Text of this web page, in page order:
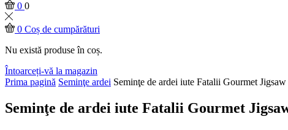
0 0
0 Coș de cumpărături
Nu există produse în coș.
Întoarceți-vă la magazin
Prima pagină Seminţe ardei Seminţe de ardei iute Fatalii Gourmet Jigsaw
Seminţe de ardei iute Fatalii Gourmet